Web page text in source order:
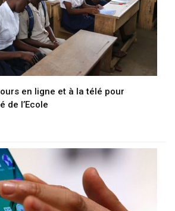
en ligne et à la télé pour
de l’Ecole